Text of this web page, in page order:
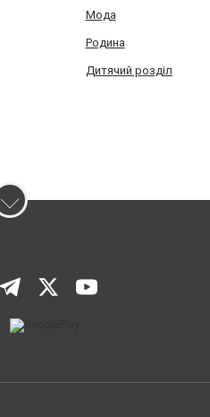
Мода
Родина
Дитячий розділ